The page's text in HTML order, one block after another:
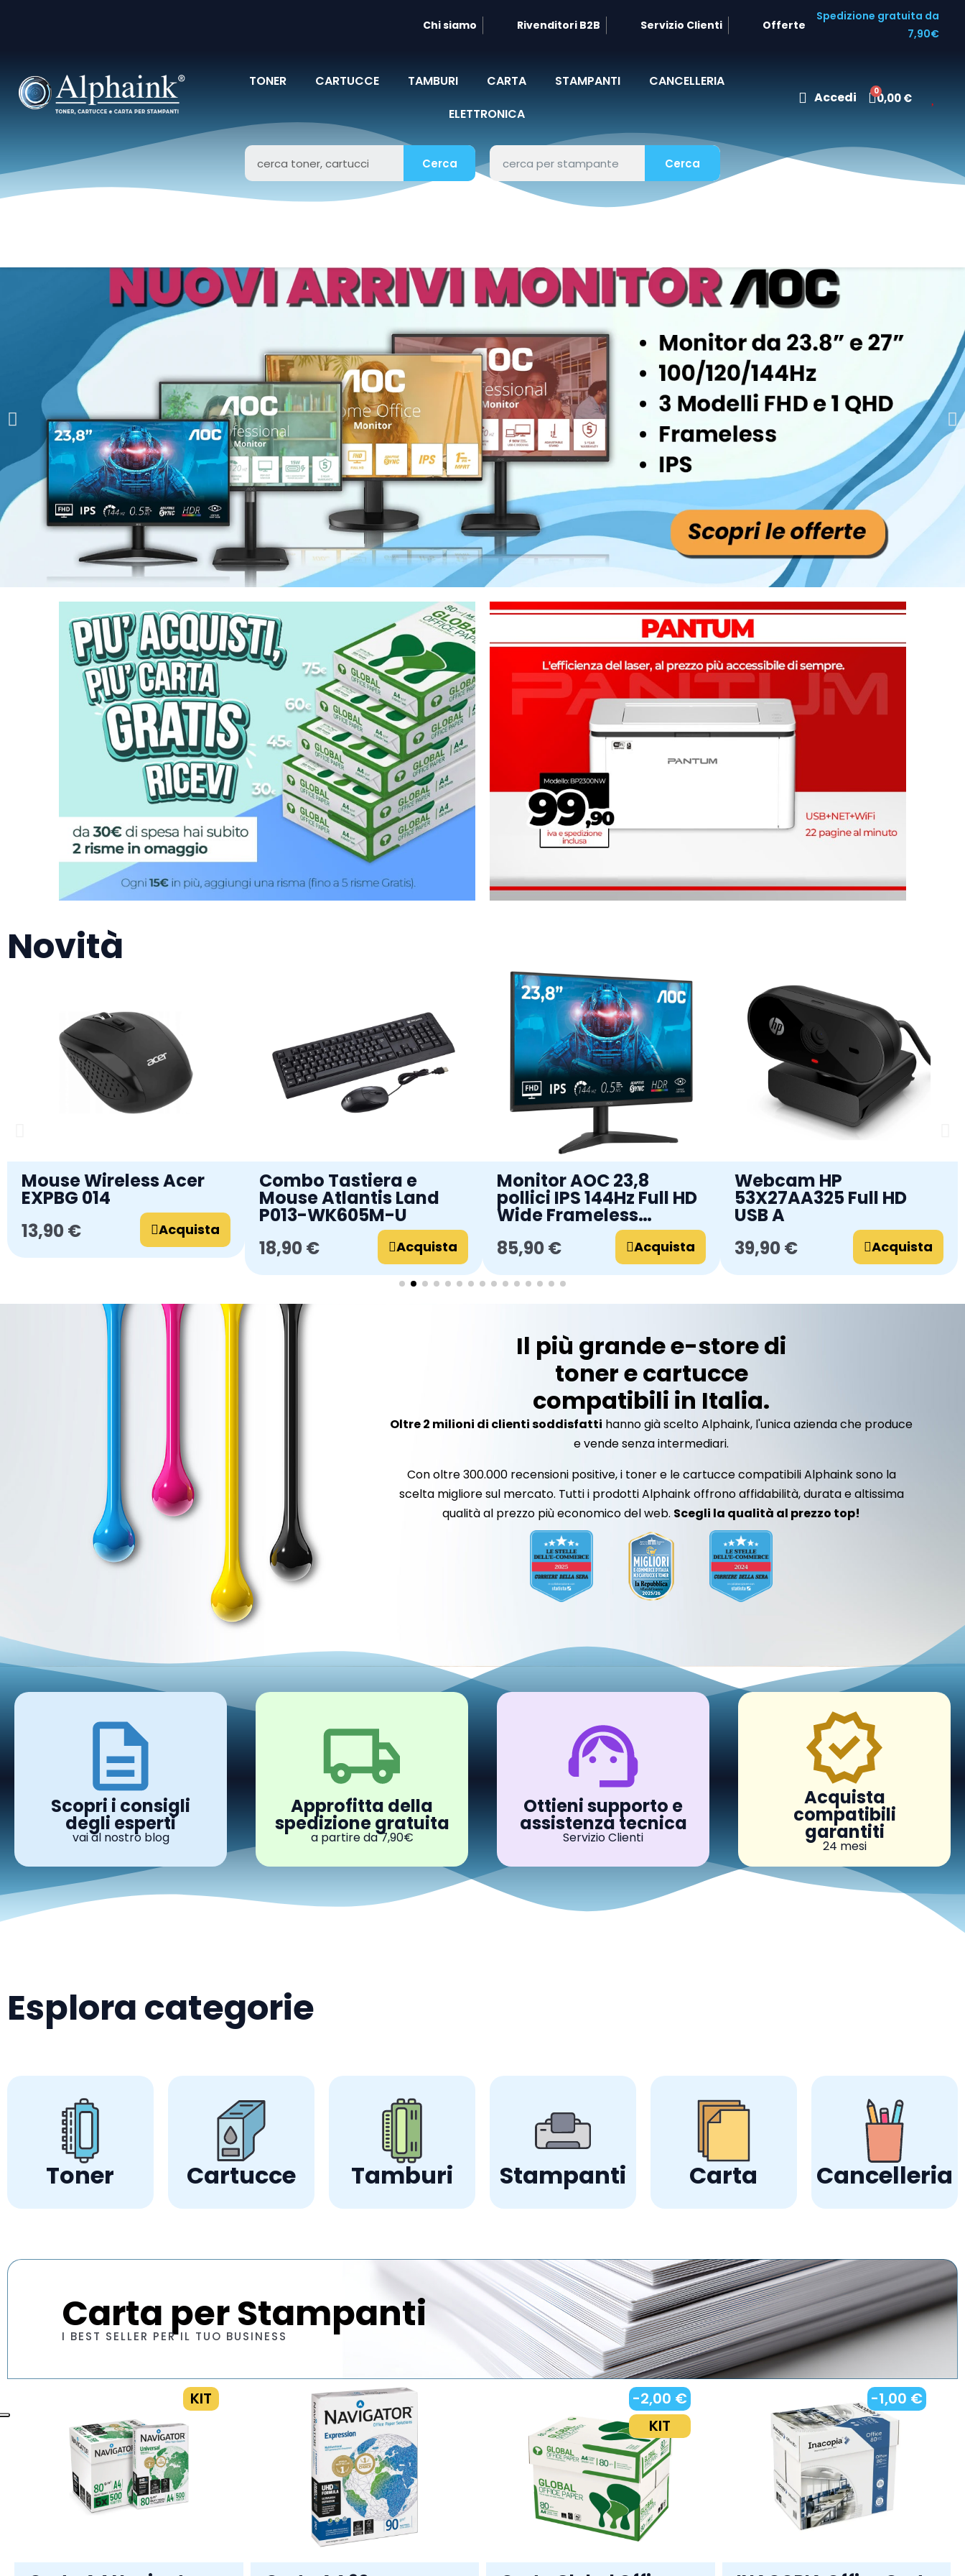
Chi siamo Rivenditori B2B Servizio Clienti Offerte
Spedizione gratuita da
7,90€
TONER CARTUCCE TAMBURI CARTA STAMPANTI
CANCELLERIA
ELETTRONICA
Accedi 0,00 €
Cerca Cerca
Novità
Mouse Wireless Acer
EXPBG 014
13,90 €
Acquista
Combo Tastiera e
Mouse Atlantis Land
P013-WK605M-U
18,90 €
Acquista
Monitor AOC 23,8
pollici IPS 144Hz Full HD
Wide Frameless
85,90 € Acquista
Webcam HP
53X27AA325 Full HD
USB A
39,90 €
Acquista
Il più grande e-store di
toner e cartucce
compatibili in Italia.
Oltre 2 milioni di clienti soddisfatti hanno già scelto Alphaink, l'unica azienda che produce
e vende senza intermediari.
Con oltre 300.000 recensioni positive, i toner e le cartucce compatibili Alphaink sono la
scelta migliore sul mercato. Tutti i prodotti Alphaink offrono affidabilità, durata e altissima
qualità al prezzo più economico del web. Scegli la qualità al prezzo top!
Scopri i consigli
degli esperti
vai al nostro blog
Approfitta della
spedizione gratuita
a partire da 7,90€
Ottieni supporto e
assistenza tecnica
Servizio Clienti
Acquista
compatibili
garantiti
24 mesi
Esplora categorie
Toner Cartucce Tamburi Stampanti Carta Cancelleria
Carta per Stampanti
I BEST SELLER PER IL TUO BUSINESS
KIT
-2,00 €
KIT
-1,00 €